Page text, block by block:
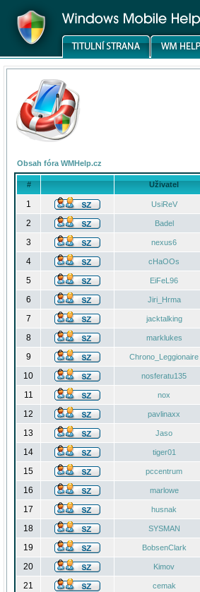
Obsah fóra WMHelp.cz
# Uživatel
1 UsiReV
2 Badel
3 nexus6
4 cHaOOs
5 EiFeL96
6
Jiri_Hrma
7 jacktalking
8 marklukes
9 Chrono_Leggionaire
10 nosferatu135
11 nox
12 pavlinaxx
13 Jaso
14 tiger01
15 pccentrum
16 marlowe
17 husnak
18 SYSMAN
19 BobsenClark
20 Kimov
21 cemak